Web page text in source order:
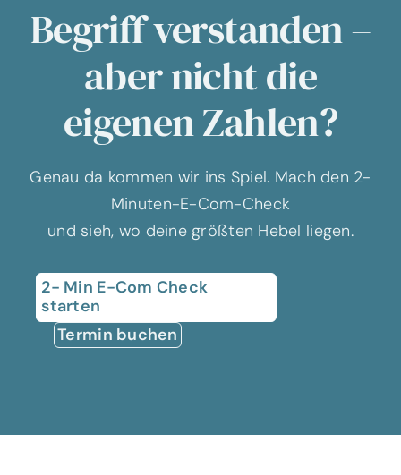
Begriff verstanden –
aber nicht die
eigenen Zahlen?
Genau da kommen wir ins Spiel. Mach den 2-
Minuten-E-Com-Check
und sieh, wo deine größten Hebel liegen.
2- Min E-Com Check
starten
Termin buchen